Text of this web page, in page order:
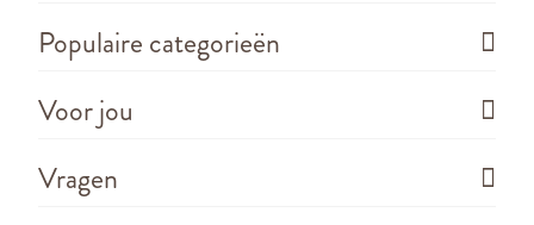
Populaire categorieën
Voor jou
Vragen